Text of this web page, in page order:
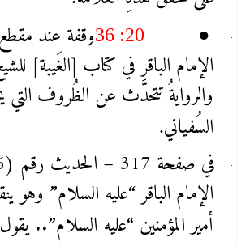
●
36 :20وقفة عند
الإمام الباقر في كتاب [الغَيبة]
والروايةُ تتحدَّث عن الظُروف التي
السُفياني.
الإمام الباقر “عليه السلام” وهو
أمير المؤمنين “عليه السلام”.. يقول: